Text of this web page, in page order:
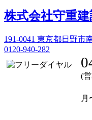
株式会社守重建
191-0041 東京都日野市
0120-940-282
(
月